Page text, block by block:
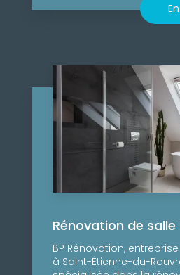
Rénovation de salle
BP Rénovation,
à Saint-Étienne-du-